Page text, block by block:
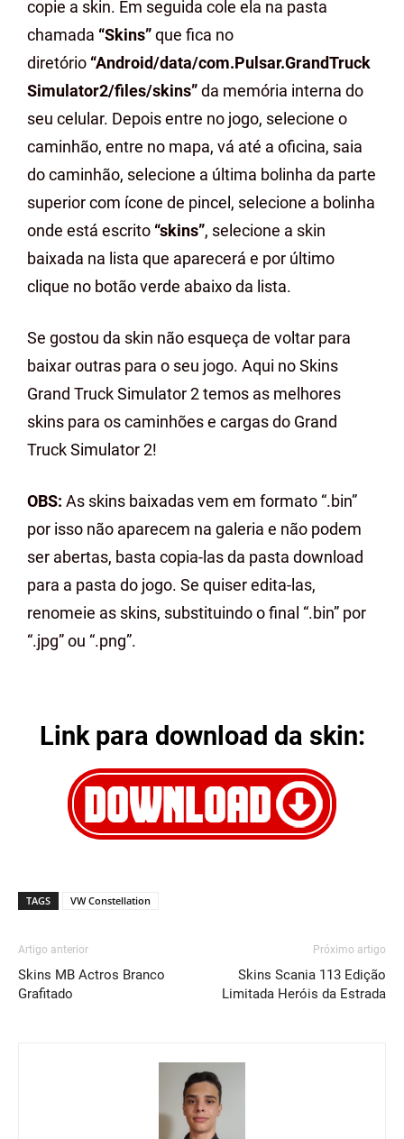
copie a skin. Em seguida cole ela na pasta
chamada “Skins”que fica no
diretório “Android/data/com.Pulsar.GrandTruck
Simulator2/files/skins”da memória interna do
seu celular. Depois entre no jogo, selecione o
caminhão, entre no mapa, vá até a oficina, saia
do caminhão, selecione a última bolinha da parte
superior com ícone de pincel, selecione a bolinha
onde está escrito “skins”, selecione a skin
baixada na lista que aparecerá e por último
clique no botão verde abaixo da lista.
Se gostou da skin não esqueça de voltar para
baixar outras para o seu jogo. Aqui no Skins
Grand Truck Simulator 2 temos as melhores
skins para os caminhões e cargas do Grand
Truck Simulator 2!
OBS: As skins baixadas vem em formato “.bin”
por isso não aparecem na galeria e não podem
ser abertas, basta copia-las da pasta download
para a pasta do jogo. Se quiser edita-las,
renomeie as skins, substituindo o final “.bin” por
“.jpg” ou “.png”.
Link para download da skin:
TAGS VW Constellation
Artigo anterior
Skins MB Actros Branco
Grafitado
Próximo artigo
Skins Scania 113 Edição
Limitada Heróis da Estrada